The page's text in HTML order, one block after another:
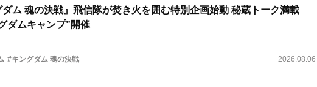
ダム 魂の決戦』飛信隊が焚き火を囲む特別企画始動 秘蔵トーク満載
ダムキャンプ”開催
#キングダム 魂の決戦 2026.08.06